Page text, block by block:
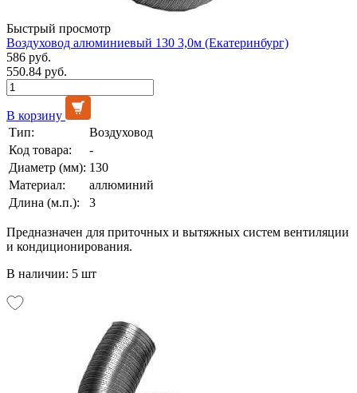
Быстрый просмотр
Воздуховод алюминиевый 130 3,0м (Екатеринбург)
586 руб.
550.84 руб.
В корзину
Тип:
Воздуховод
Код товара:
-
Диаметр (мм): 130
Материал:
аллюминий
Длина (м.п.):
3
Предназначен для приточных и вытяжных систем вентиляции
и кондиционирования.
В наличии: 5 шт